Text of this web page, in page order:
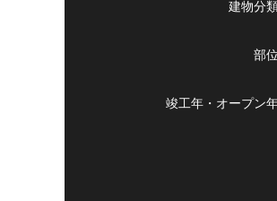
建物分
部位
竣工年・ オープン